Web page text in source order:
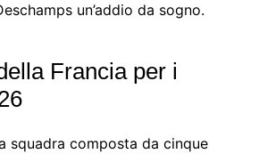
un’addio da sogno.
Francia per i
squadra composta da cinque